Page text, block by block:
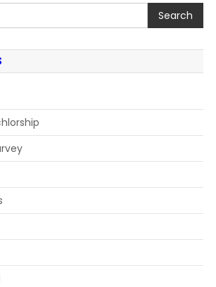
Search